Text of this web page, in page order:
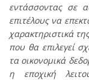
εντάσσοντας σε
επιτέλους να
χαρακτηριστικά
που θα επιλεγεί
τα οικονομικά
η εποχική